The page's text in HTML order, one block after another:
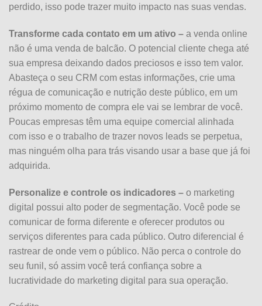
perdido, isso pode trazer muito impacto nas suas vendas.
Transforme cada contato em um ativo – a venda online
não é uma venda de balcão. O potencial cliente chega até
sua empresa deixando dados preciosos e isso tem valor.
Abasteça o seu CRM com estas informações, crie uma
régua de comunicação e nutrição deste público, em um
próximo momento de compra ele vai se lembrar de você.
Poucas empresas têm uma equipe comercial alinhada
com isso e o trabalho de trazer novos leads se perpetua,
mas ninguém olha para trás visando usar a base que já foi
adquirida.
Personalize e controle os indicadores – o marketing
digital possui alto poder de segmentação. Você pode se
comunicar de forma diferente e oferecer produtos ou
serviços diferentes para cada público. Outro diferencial é
rastrear de onde vem o público. Não perca o controle do
seu funil, só assim você terá confiança sobre a
lucratividade do marketing digital para sua operação.